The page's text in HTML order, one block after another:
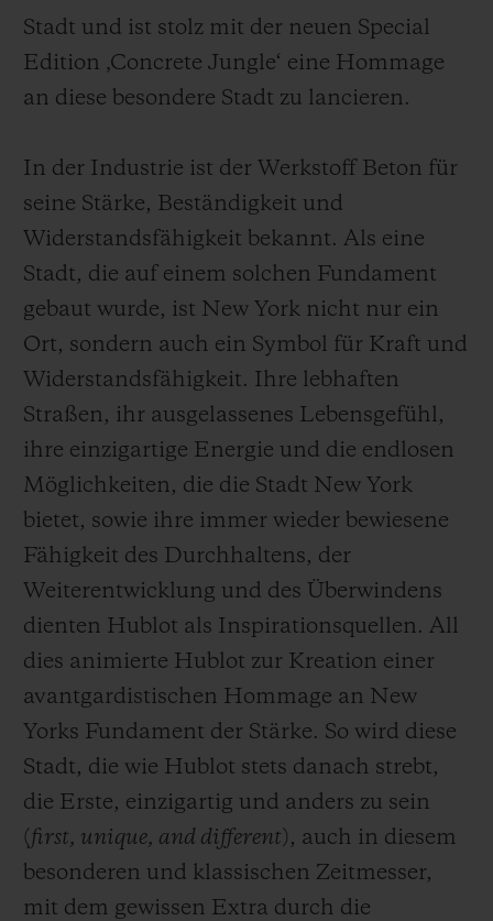
Stadt und ist stolz mit der neuen Special
Edition ‚Concrete Jungle‘ eine Hommage
an diese besondere Stadt zu lancieren.
In der Industrie ist der Werkstoff Beton für
seine Stärke, Beständigkeit und
Widerstandsfähigkeit bekannt. Als eine
Stadt, die auf einem solchen Fundament
gebaut wurde, ist New York nicht nur ein
Ort, sondern auch ein Symbol für Kraft und
Widerstandsfähigkeit. Ihre lebhaften
Straßen, ihr ausgelassenes Lebensgefühl,
ihre einzigartige Energie und die endlosen
Möglichkeiten, die die Stadt New York
bietet, sowie ihre immer wieder bewiesene
Fähigkeit des Durchhaltens, der
Weiterentwicklung und des Überwindens
dienten Hublot als Inspirationsquellen. All
dies animierte Hublot zur Kreation einer
avantgardistischen Hommage an New
Yorks Fundament der Stärke. So wird diese
Stadt, die wie Hublot stets danach strebt,
die Erste, einzigartig und anders zu sein
( first, unique, and different ), auch in diesem
besonderen und klassischen Zeitmesser,
mit dem gewissen Extra durch die